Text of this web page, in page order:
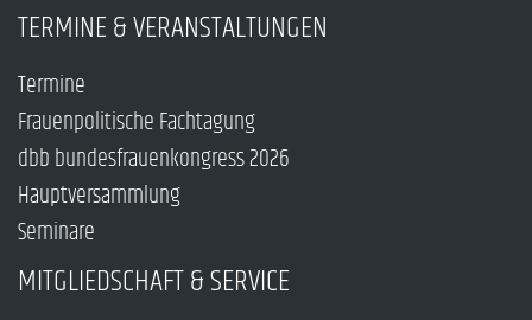
TERMINE & VERANSTALTUNGEN
Termine
Frauenpolitische Fachtagung
dbb bundesfrauenkongress 2026
Hauptversammlung
Seminare
MITGLIEDSCHAFT & SERVICE